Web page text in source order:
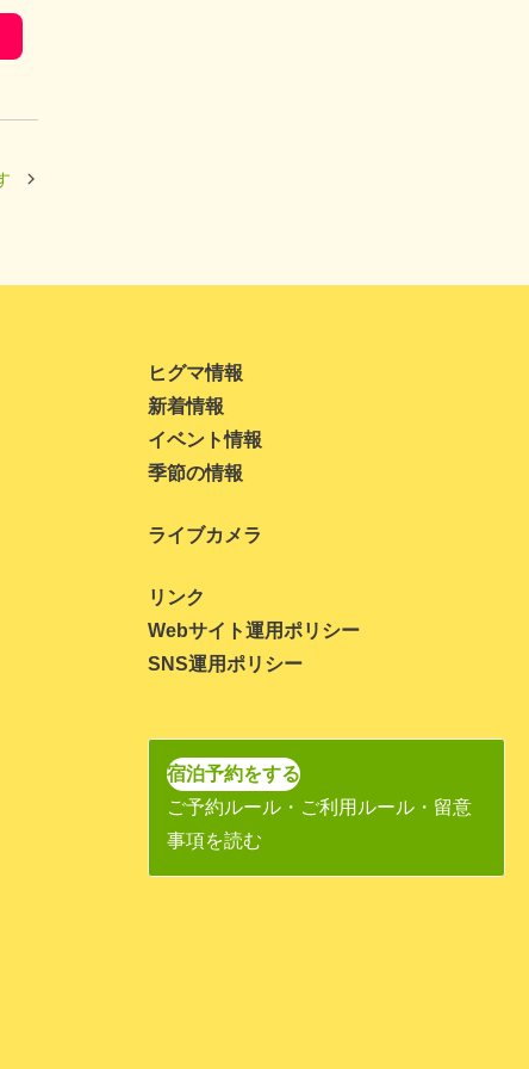
2021年9月
2021年8月
2021年7月
2021年6月
2021年4月
2021年3月
2020年10月
2020年9月
2020年8月
ヒグマ情報
新着情報
イベント情報
季節の情報
ライブカメラ
リンク
Webサイト運用ポリシー
SNS運用ポリシー
宿泊予約をする
ご予約ルール・ご利用ルール・留意
事項を読む